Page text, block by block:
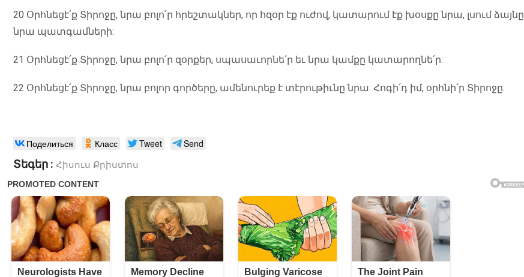
20 Օրհնեցէ՛ք Տիրոջը, նրա բոլո՛ր հրեշտակներ, որ հզօր էք ուժով, կատարում էք խօսքը նրա, լսում ձայնը
նրա պատգամների:
21 Օրհնեցէ՛ք Տիրոջը, նրա բոլո՛ր զօրքեր, սպասաւորնե՛ր եւ նրա կամքը կատարողնե՛ր:
22 Օրհնեցէ՛ք Տիրոջը, նրա բոլոր գործերը, ամենուրեք է տէրութիւնը նրա: Հոգի՛դ իմ, օրհնի՛ր Տիրոջը:
Поделиться Класс Tweet Send
Տեգեր : Հիսուս Քրիստոս